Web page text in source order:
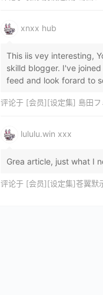
xnxx hub
This iis vey interesting,
skilld blogger. I've
feed and look forard to
评论于 [会员][设定集] 島田フミカネ ART WORKS
lululu.win xxx
Grea article, just what I
评论于 [会员][设定集]苍翼默示录刻之幻影 BLAZBLUE